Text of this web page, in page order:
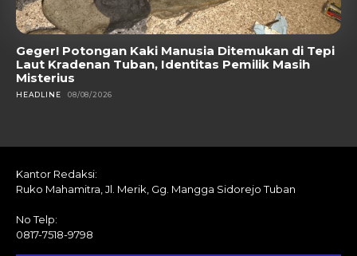
Geger! Potongan Kaki Manusia Ditemukan di Tepi
Laut Kradenan Tuban, Identitas Pemilik Masih
Misterius
HEADLINE 08/08/2026
Kantor Redaksi:
Ruko Mahamitra, Jl. Merik, Gg. Mangga Sidorejo Tuban
No Telp:
0817-7518-9798